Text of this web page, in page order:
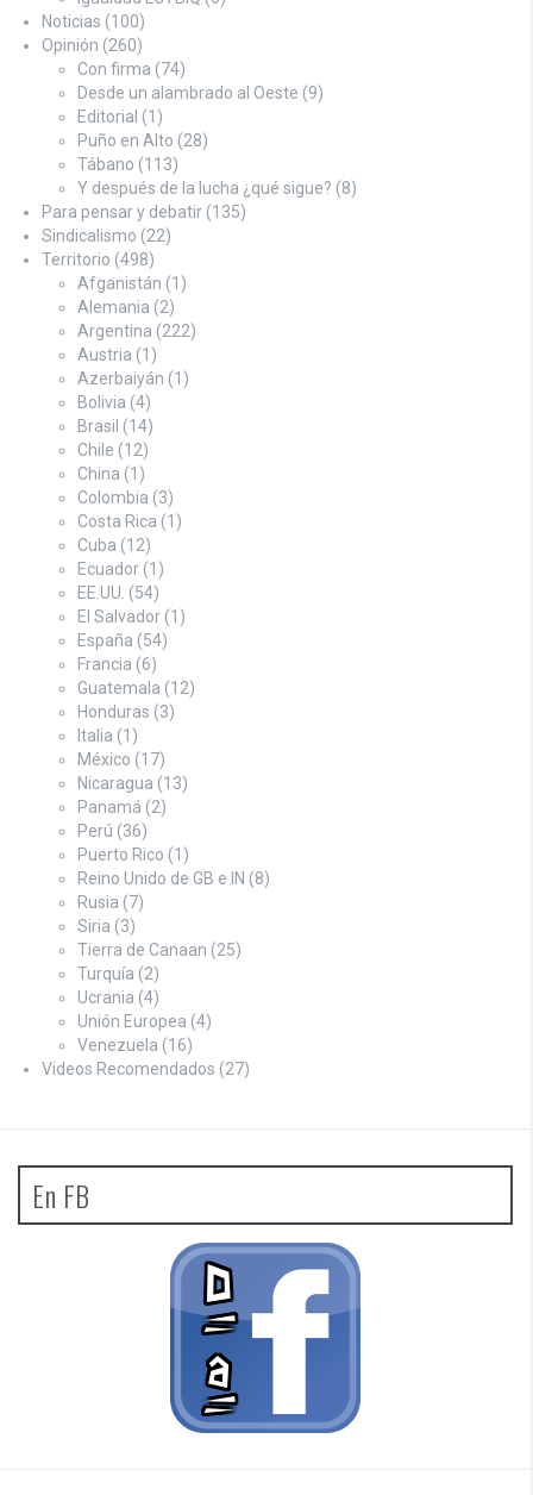
Noticias (100)
Opinión (260)
Con firma (74)
Desde un alambrado al Oeste (9)
Editorial (1)
Puño en Alto (28)
Tábano (113)
Y después de la lucha ¿qué sigue? (8)
Para pensar y debatir (135)
Sindicalismo (22)
Territorio (498)
Afganistán (1)
Alemania (2)
Argentina (222)
Austria (1)
Azerbaiyán (1)
Bolivia (4)
Brasil (14)
Chile (12)
China (1)
Colombia (3)
Costa Rica (1)
Cuba (12)
Ecuador (1)
EE.UU. (54)
El Salvador (1)
España (54)
Francia (6)
Guatemala (12)
Honduras (3)
Italia (1)
México (17)
Nicaragua (13)
Panamá (2)
Perú (36)
Puerto Rico (1)
Reino Unido de GB e IN (8)
Rusia (7)
Siria (3)
Tierra de Canaan (25)
Turquía (2)
Ucrania (4)
Unión Europea (4)
Venezuela (16)
Videos Recomendados (27)
En FB